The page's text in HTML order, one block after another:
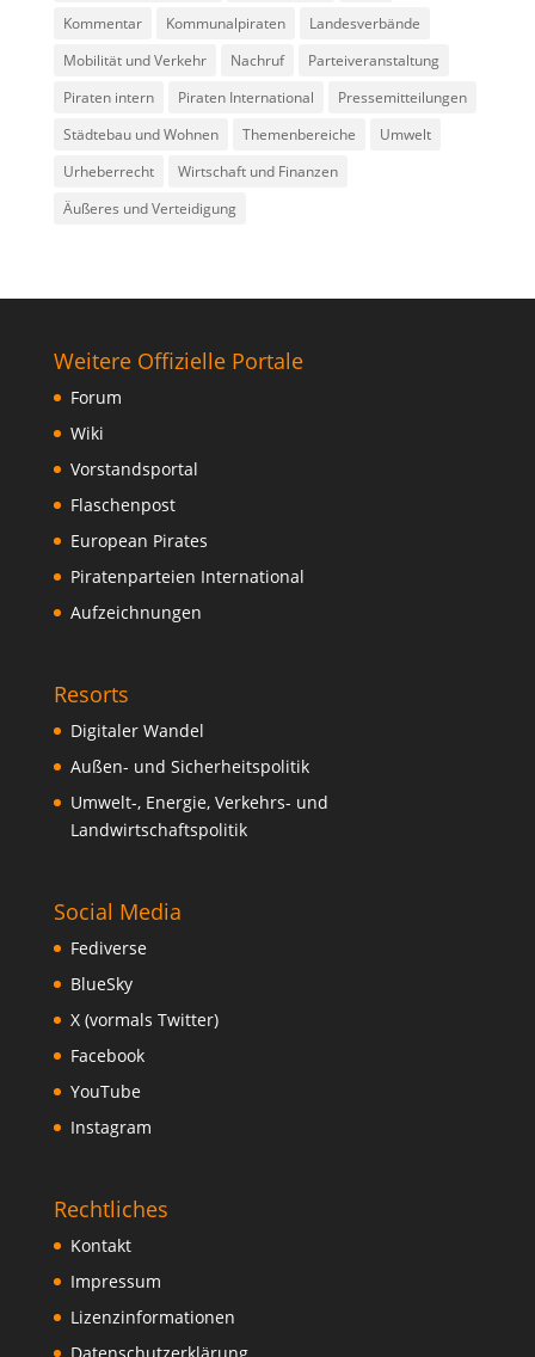
Kommentar
Kommunalpiraten
Landesverbände
Mobilität und Verkehr
Nachruf
Parteiveranstaltung
Piraten intern
Piraten International
Pressemitteilungen
Städtebau und Wohnen
Themenbereiche
Umwelt
Urheberrecht
Wirtschaft und Finanzen
Äußeres und Verteidigung
Weitere Offizielle Portale
Forum
Wiki
Vorstandsportal
Flaschenpost
European Pirates
Piratenparteien International
Aufzeichnungen
Resorts
Digitaler Wandel
Außen- und Sicherheitspolitik
Umwelt-, Energie, Verkehrs- und
Landwirtschaftspolitik
Social Media
Fediverse
BlueSky
X (vormals Twitter)
Facebook
YouTube
Instagram
Rechtliches
Kontakt
Impressum
Lizenzinformationen